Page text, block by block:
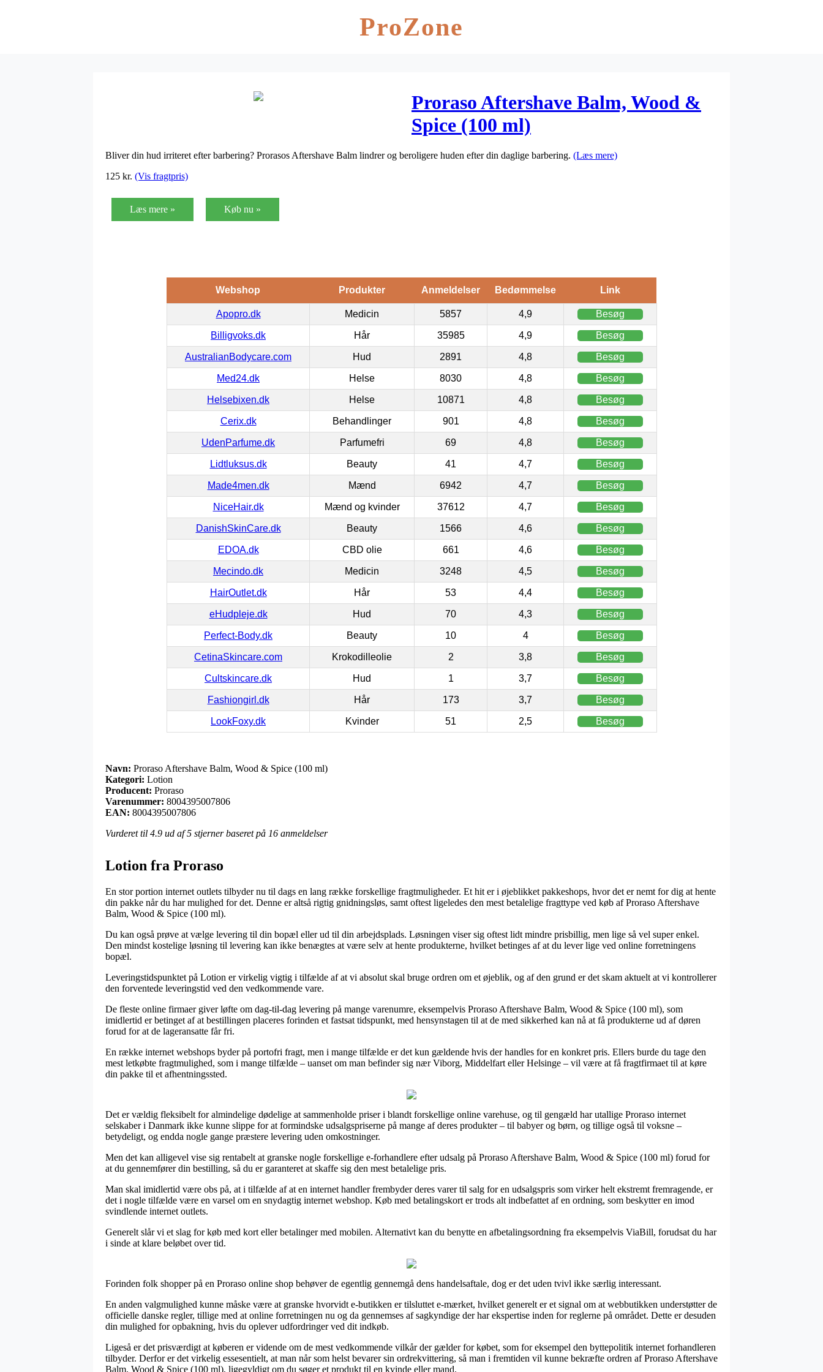
ProZone
Proraso Aftershave Balm, Wood &
Spice (100 ml)
Bliver din hud irriteret efter barbering? Prorasos Aftershave Balm lindrer og beroligere huden efter din daglige barbering. (Læs mere)
125 kr. (Vis fragtpris)
Læs mere » Køb nu »
Webshop Produkter Anmeldelser Bedømmelse Link
Apopro.dk Medicin 5857 4,9 Besøg
Billigvoks.dk Hår 35985 4,9 Besøg
AustralianBodycare.com Hud 2891 4,8 Besøg
Med24.dk Helse 8030 4,8 Besøg
Helsebixen.dk Helse 10871 4,8 Besøg
Cerix.dk Behandlinger 901 4,8 Besøg
UdenParfume.dk Parfumefri 69 4,8 Besøg
Lidtluksus.dk Beauty 41 4,7 Besøg
Made4men.dk Mænd 6942 4,7 Besøg
NiceHair.dk Mænd og kvinder 37612 4,7 Besøg
DanishSkinCare.dk Beauty 1566 4,6 Besøg
EDOA.dk CBD olie 661 4,6 Besøg
Mecindo.dk Medicin 3248 4,5 Besøg
HairOutlet.dk Hår 53 4,4 Besøg
eHudpleje.dk Hud 70 4,3 Besøg
Perfect-Body.dk Beauty 10 4 Besøg
CetinaSkincare.com Krokodilleolie 2 3,8 Besøg
Cultskincare.dk Hud 1 3,7 Besøg
Fashiongirl.dk Hår 173 3,7 Besøg
LookFoxy.dk Kvinder 51 2,5 Besøg
Navn: Proraso Aftershave Balm, Wood & Spice (100 ml)
Kategori: Lotion
Producent: Proraso
Varenummer: 8004395007806
EAN: 8004395007806
Vurderet til 4.9 ud af 5 stjerner baseret på 16 anmeldelser
Lotion fra Proraso
En stor portion internet outlets tilbyder nu til dags en lang række forskellige fragtmuligheder. Et hit er i øjeblikket pakkeshops, hvor det er nemt for dig at hente
din pakke når du har mulighed for det. Denne er altså rigtig gnidningsløs, samt oftest ligeledes den mest betalelige fragttype ved køb af Proraso Aftershave
Balm, Wood & Spice (100 ml).
Du kan også prøve at vælge levering til din bopæl eller ud til din arbejdsplads. Løsningen viser sig oftest lidt mindre prisbillig, men lige så vel super enkel.
Den mindst kostelige løsning til levering kan ikke benægtes at være selv at hente produkterne, hvilket betinges af at du lever lige ved online forretningens
bopæl.
Leveringstidspunktet på Lotion er virkelig vigtig i tilfælde af at vi absolut skal bruge ordren om et øjeblik, og af den grund er det skam aktuelt at vi kontrollerer
den forventede leveringstid ved den vedkommende vare.
De fleste online firmaer giver løfte om dag-til-dag levering på mange varenumre, eksempelvis Proraso Aftershave Balm, Wood & Spice (100 ml), som
imidlertid er betinget af at bestillingen placeres forinden et fastsat tidspunkt, med hensynstagen til at de med sikkerhed kan nå at få produkterne ud af døren
forud for at de lageransatte får fri.
En række internet webshops byder på portofri fragt, men i mange tilfælde er det kun gældende hvis der handles for en konkret pris. Ellers burde du tage den
mest letkøbte fragtmulighed, som i mange tilfælde – uanset om man befinder sig nær Viborg, Middelfart eller Helsinge – vil være at få fragtfirmaet til at køre
din pakke til et afhentningssted.
Det er vældig fleksibelt for almindelige dødelige at sammenholde priser i blandt forskellige online varehuse, og til gengæld har utallige Proraso internet
selskaber i Danmark ikke kunne slippe for at formindske udsalgspriserne på mange af deres produkter – til babyer og børn, og tillige også til voksne –
betydeligt, og endda nogle gange præstere levering uden omkostninger.
Men det kan alligevel vise sig rentabelt at granske nogle forskellige e-forhandlere efter udsalg på Proraso Aftershave Balm, Wood & Spice (100 ml) forud for
at du gennemfører din bestilling, så du er garanteret at skaffe sig den mest betalelige pris.
Man skal imidlertid være obs på, at i tilfælde af at en internet handler frembyder deres varer til salg for en udsalgspris som virker helt ekstremt fremragende, er
det i nogle tilfælde være en varsel om en snydagtig internet webshop. Køb med betalingskort er trods alt indbefattet af en ordning, som beskytter en imod
svindlende internet outlets.
Generelt slår vi et slag for køb med kort eller betalinger med mobilen. Alternativt kan du benytte en afbetalingsordning fra eksempelvis ViaBill, forudsat du har
i sinde at klare beløbet over tid.
Forinden folk shopper på en Proraso online shop behøver de egentlig gennemgå dens handelsaftale, dog er det uden tvivl ikke særlig interessant.
En anden valgmulighed kunne måske være at granske hvorvidt e-butikken er tilsluttet e-mærket, hvilket generelt er et signal om at webbutikken understøtter de
officielle danske regler, tillige med at online forretningen nu og da gennemses af sagkyndige der har ekspertise inden for reglerne på området. Dette er desuden
din mulighed for opbakning, hvis du oplever udfordringer ved dit indkøb.
Ligeså er det prisværdigt at køberen er vidende om de mest vedkommende vilkår der gælder for købet, som for eksempel den byttepolitik internet forhandleren
tilbyder. Derfor er det virkelig essesentielt, at man når som helst bevarer sin ordrekvittering, så man i fremtiden vil kunne bekræfte ordren af Proraso Aftershave
Balm, Wood & Spice (100 ml), ligegyldigt om du søger et produkt til en kvinde eller mand.